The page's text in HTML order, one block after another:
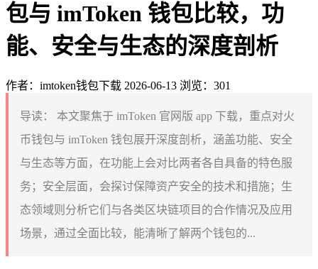
包与 imToken 钱包比较，功
能、安全与生态的深度剖析
作者：imtoken钱包下载 2026-06-13 浏览：301
导读：
本文聚焦于 imToken 官网版 app 下载，重点对火
币钱包与 imToken 钱包展开深度剖析，涵盖功能、安全
与生态等方面，在功能上会对比两者各自具备的特色服
务；安全层面，会探讨保障资产安全的技术和措施；生
态领域则分析它们与各类区块链项目的合作情况及应用
场景，通过全面比较，能清晰了解两个钱包的...